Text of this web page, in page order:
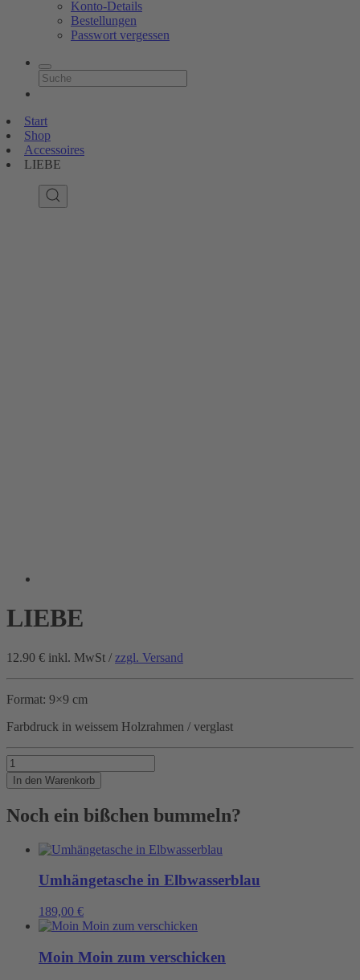
Konto-Details
Bestellungen
Passwort vergessen
Start
Shop
Accessoires
LIEBE
LIEBE
12.90 € inkl. MwSt / zzgl. Versand
Format: 9×9 cm
Farbdruck in weissem Holzrahmen / verglast
LIEBE
Menge
In den Warenkorb
Noch ein bißchen bummeln?
Umhängetasche in Elbwasserblau
189,00 €
Moin Moin zum verschicken